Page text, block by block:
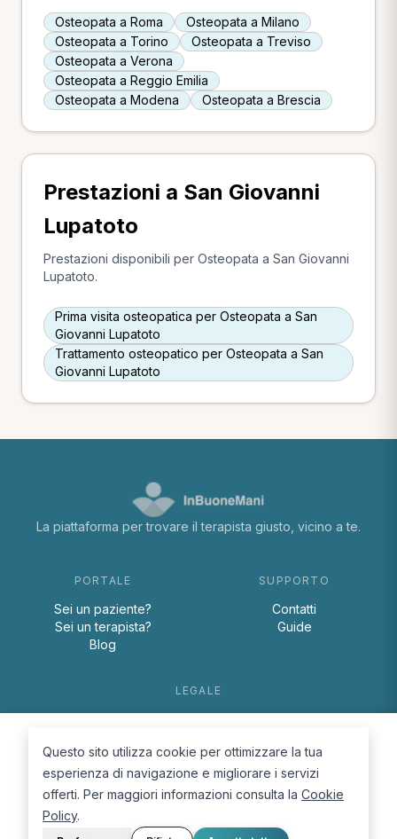
Osteopata a Roma
Osteopata a Milano
Osteopata a Torino
Osteopata a Treviso
Osteopata a Verona
Osteopata a Reggio Emilia
Osteopata a Modena
Osteopata a Brescia
Prestazioni a San Giovanni
Lupatoto
Prestazioni disponibili per Osteopata a San Giovanni
Lupatoto.
Prima visita osteopatica per Osteopata a San
Giovanni Lupatoto
Trattamento osteopatico per Osteopata a San
Giovanni Lupatoto
La piattaforma per trovare il terapista giusto, vicino a te.
PORTALE
Sei un paziente?
Sei un terapista?
Blog
SUPPORTO
Contatti
Guide
LEGALE
Cookie Policy
Questo sito utilizza cookie per ottimizzare la tua
esperienza di navigazione e migliorare i servizi
offerti. Per maggiori informazioni consulta la Cookie
Policy.